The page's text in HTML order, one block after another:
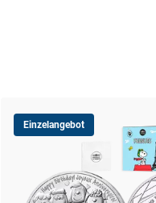
Einzelangebot